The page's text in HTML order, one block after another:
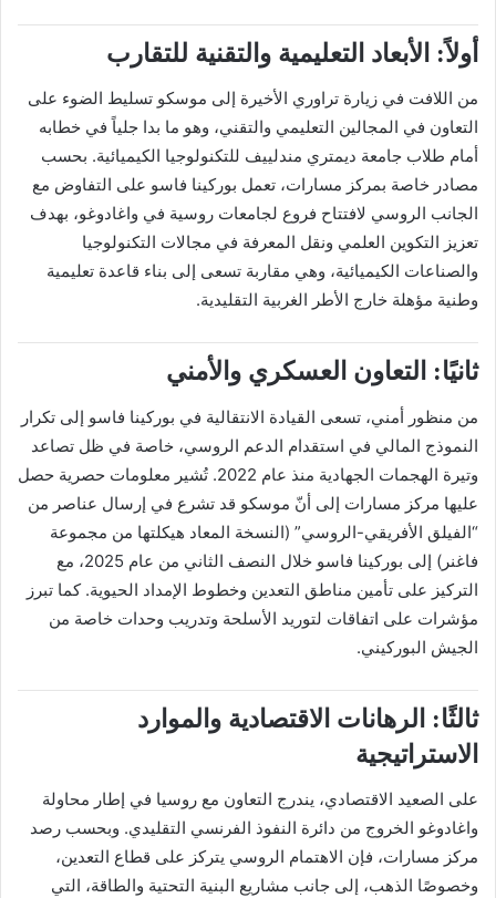
أولاً: الأبعاد التعليمية والتقنية للتقارب
من اللافت في زيارة تراوري الأخيرة إلى موسكو تسليط الضوء على
التعاون في المجالين التعليمي والتقني، وهو ما بدا جلياً في خطابه
أمام طلاب جامعة ديمتري مندلييف للتكنولوجيا الكيميائية. بحسب
مصادر خاصة بمركز مسارات، تعمل بوركينا فاسو على التفاوض مع
الجانب الروسي لافتتاح فروع لجامعات روسية في واغادوغو، بهدف
تعزيز التكوين العلمي ونقل المعرفة في مجالات التكنولوجيا
والصناعات الكيميائية، وهي مقاربة تسعى إلى بناء قاعدة تعليمية
وطنية مؤهلة خارج الأطر الغربية التقليدية.
ثانيًا: التعاون العسكري والأمني
من منظور أمني، تسعى القيادة الانتقالية في بوركينا فاسو إلى تكرار
النموذج المالي في استقدام الدعم الروسي، خاصة في ظل تصاعد
وتيرة الهجمات الجهادية منذ عام 2022. تُشير معلومات حصرية حصل
عليها مركز مسارات إلى أنّ موسكو قد تشرع في إرسال عناصر من
“الفيلق الأفريقي-الروسي” (النسخة المعاد هيكلتها من مجموعة
فاغنر) إلى بوركينا فاسو خلال النصف الثاني من عام 2025، مع
التركيز على تأمين مناطق التعدين وخطوط الإمداد الحيوية. كما تبرز
مؤشرات على اتفاقات لتوريد الأسلحة وتدريب وحدات خاصة من
الجيش البوركيني.
ثالثًا: الرهانات الاقتصادية والموارد
الاستراتيجية
على الصعيد الاقتصادي، يندرج التعاون مع روسيا في إطار محاولة
واغادوغو الخروج من دائرة النفوذ الفرنسي التقليدي. وبحسب رصد
مركز مسارات، فإن الاهتمام الروسي يتركز على قطاع التعدين،
وخصوصًا الذهب، إلى جانب مشاريع البنية التحتية والطاقة، التي